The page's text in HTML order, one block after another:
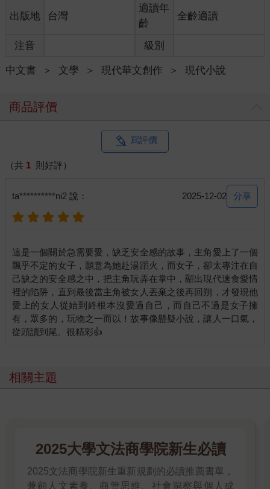
「很少有黃皮膚的人穿黃色這麼好看的。」
「是嗎？其實我是隨便亂配的，不像你有專業的審美眼光……」
捷的牽了我的衣袖到比較安靜的角落：
是還有門診嗎？快回去吧。Sam在樓下幫你叫好車了。」
我很羨慕，不是羨慕傑森的俊美和應付女人的如魚得水，而是他
和亞咪之間完美的默契。有一次我無意間看見亞咪漫畫中的女人
默契，就像一場完美的、登峰造極的making love！」女人的情欲
發揮在她們匪夷所思的想像中。
Sam是亞咪工作室的助理，嘴巴永遠咀嚼個不停，雙腳很少同時
來。」
說完又覺不妥，我的妻子的新書發表會，我來出席是天經地義
停放的豪華轎車頂上。
真的是太安靜了。
原本常常人滿為患的診所，門外掛上「因事停診」的牌子，已經
三天了。掛上牌子的時候，我原想去找她的。沒有理由，一個人
就這麼憑空消失不見了。不管她去天涯海角，不管她遇到什麼
事，我一定要找到她，一定要幫助她。在別人眼中，她是本城無
雖然她失蹤的消息，我是最後一個知道的。
後，夜不歸營更是家常便飯。第二天小蝶再打電話來找亞咪，說
報社在催稿，如果找不到人，就要開天窗了。這種事亞咪倒沒讓
它發生過，我安慰小蝶別著急，最後一刻，亞咪總會出現的。順
便說了一個笑話給她聽，收線之前，小蝶意味深長的說：
出版地 台灣
適讀年
齡
全齡適讀
注音 級別
中文書 ＞ 文學 ＞ 現代華文創作 ＞ 現代小說
商品評價
寫評價
（共 1 則好評）
ta**********ni2 說： 2025-12-02 分享
這是一個關於急需要愛，缺乏安全感的故事，主角愛上了一個
飄乎不定的女子，願意為她赴湯蹈火，而女子，卻太專注在自
己缺之的安全感之中，把主角玩弄在掌中，顯出現代速食愛情
裡的陷阱，直到最後當主角被女人丟棄之後再回朔，才發現他
愛上的女人從始到終根本沒愛過自己，而自己不過是女子擁
有，眾多的，玩物之一而以！故事像懸疑小說，讓人一口氣，
相關主題
2025大學文法商學院新生必讀
2025文法商學院新生重新規劃的必讀推薦書單，
兼顧人文素養、商管思維、社會洞察與個人成